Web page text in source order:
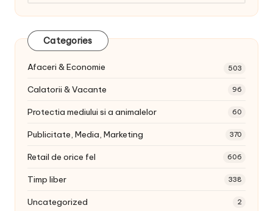
Categories
Afaceri & Economie 503
Calatorii & Vacante 96
Protectia mediului si a animalelor 60
Publicitate, Media, Marketing 370
Retail de orice fel 606
Timp liber 338
Uncategorized 2